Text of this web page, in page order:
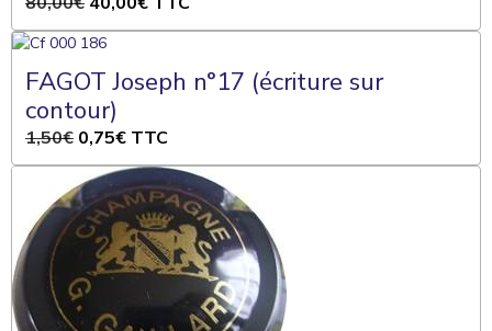
FAGOT Joseph n°17 (écriture sur
contour)
1,50€ 0,75€ TTC